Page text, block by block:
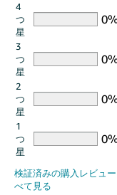
4
つ
星
3
つ
星
2
つ
星
1
つ
星